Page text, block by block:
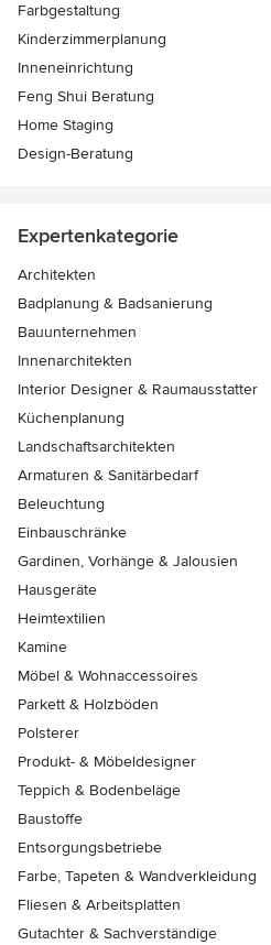
Farbgestaltung
Kinderzimmerplanung
Inneneinrichtung
Feng Shui Beratung
Home Staging
Design-Beratung
Expertenkategorie
Architekten
Badplanung & Badsanierung
Bauunternehmen
Innenarchitekten
Interior Designer & Raumausstatter
Küchenplanung
Landschaftsarchitekten
Armaturen & Sanitärbedarf
Beleuchtung
Einbauschränke
Gardinen, Vorhänge & Jalousien
Hausgeräte
Heimtextilien
Kamine
Möbel & Wohnaccessoires
Parkett & Holzböden
Polsterer
Produkt- & Möbeldesigner
Teppich & Bodenbeläge
Baustoffe
Entsorgungsbetriebe
Farbe, Tapeten & Wandverkleidung
Fliesen & Arbeitsplatten
Gutachter & Sachverständige